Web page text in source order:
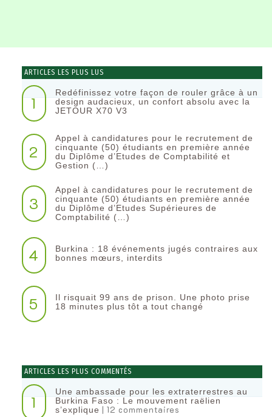
ARTICLES LES PLUS LUS
1
Redéfinissez votre façon de rouler grâce à un
design audacieux, un confort absolu avec la
JETOUR X70 V3
2
Appel à candidatures pour le recrutement de
cinquante (50) étudiants en première année
du Diplôme d’Etudes de Comptabilité et
Gestion (…)
3
Appel à candidatures pour le recrutement de
cinquante (50) étudiants en première année
du Diplôme d’Etudes Supérieures de
Comptabilité (…)
4
Burkina : 18 événements jugés contraires aux
bonnes mœurs, interdits
5
Il risquait 99 ans de prison. Une photo prise
18 minutes plus tôt a tout changé
ARTICLES LES PLUS COMMENTÉS
1
Une ambassade pour les extraterrestres au
Burkina Faso : Le mouvement raëlien
s’explique | 12 commentaires